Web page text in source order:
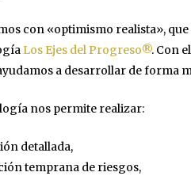
con «optimismo realista»,
Los Ejes del Progreso®. Con
a desarrollar de forma
nos permite realizar:
detallada,
temprana de riesgos,